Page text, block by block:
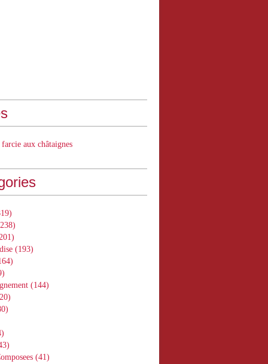
aux châtaignes
(193)
(144)
(41)